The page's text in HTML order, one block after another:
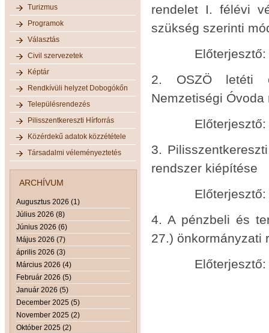
Turizmus
Programok
Választás
Civil szervezetek
Képtár
Rendkívüli helyzet Dobogókőn
Településrendezés
Pilisszentkereszti Hírforrás
Közérdekű adatok közzététele
Társadalmi véleményeztetés
ARCHÍVUM
Augusztus 2026 (1)
Július 2026 (8)
Június 2026 (6)
Május 2026 (7)
április 2026 (3)
Március 2026 (4)
Február 2026 (5)
Január 2026 (5)
December 2025 (5)
November 2025 (2)
Október 2025 (2)
rendelet I. félévi
szükség szerinti
Előterjesztő:
2. OSZÖ letéti
Nemzetiségi Óvoda
Előterjesztő:
3.
rendszer kiépítése
Előterjesztő:
4. A pénzbeli és
27.) önkormányzati
Előterjesztő: